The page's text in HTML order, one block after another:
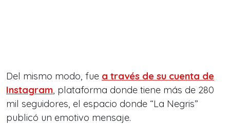
Del mismo modo, fue a través de su cuenta de
Instagram, plataforma donde tiene más de 280
mil seguidores, el espacio donde “La Negris”
publicó un emotivo mensaje.